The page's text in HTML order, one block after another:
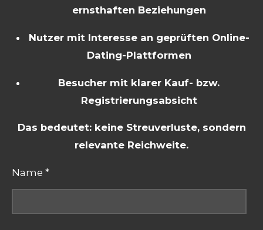
ernsthaften Beziehungen
Nutzer mit Interesse an geprüften Online-
Dating-Plattformen
Besucher mit klarer Kauf- bzw.
Registrierungsabsicht
Das bedeutet: keine Streuverluste, sondern
relevante Reichweite.
Name *